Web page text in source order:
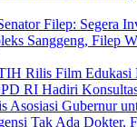
Filep: Segera
Sanggeng, Filep
Rilis Film
RI Hadiri
Asosiasi Gubernur
Tak Ada Dokter,